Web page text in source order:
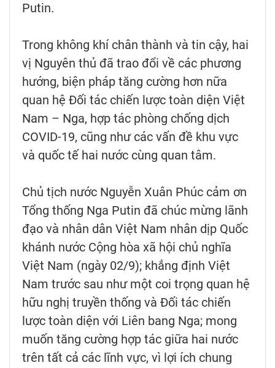
Putin.
Trong không khí chân thành và tin cậy, hai
vị Nguyên thủ đã trao đổi về các phương
hướng, biện pháp tăng cường hơn nữa
quan hệ Đối tác chiến lược toàn diện Việt
Nam – Nga, hợp tác phòng chống dịch
COVID-19, cũng như các vấn đề khu vực
và quốc tế hai nước cùng quan tâm.
Chủ tịch nước Nguyễn Xuân Phúc cảm ơn
Tổng thống Nga Putin đã chúc mừng lãnh
đạo và nhân dân Việt Nam nhân dịp Quốc
khánh nước Cộng hòa xã hội chủ nghĩa
Việt Nam (ngày 02/9); khẳng định Việt
Nam trước sau như một coi trọng quan hệ
hữu nghị truyền thống và Đối tác chiến
lược toàn diện với Liên bang Nga; mong
muốn tăng cường hợp tác giữa hai nước
trên tất cả các lĩnh vực, vì lợi ích chung